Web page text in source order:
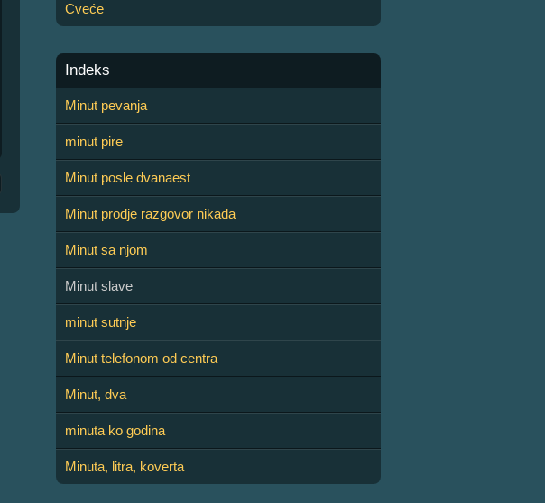
Cveće
Indeks
Minut pevanja
minut pire
Minut posle dvanaest
Minut prodje razgovor nikada
Minut sa njom
Minut slave
minut sutnje
Minut telefonom od centra
Minut, dva
minuta ko godina
Minuta, litra, koverta